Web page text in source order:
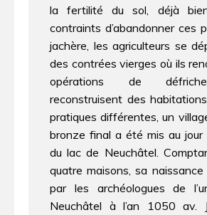
la fertilité du sol, déjà
contraints d’abandonner ces
jachère, les agriculteurs se
des contrées vierges où ils
opérations de
reconstruisent des
pratiques différentes, un
bronze final a été mis au jour
du lac de Neuchâtel.
quatre maisons, sa
par les archéologues de
Neuchâtel à l’an 1050 av.